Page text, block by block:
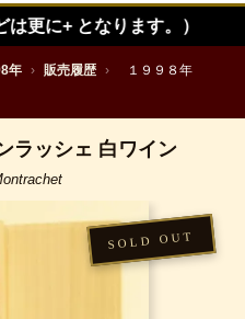
ります。）
年 › 販売履歴 ›
１９９８年
ラッシェ 白ワイン